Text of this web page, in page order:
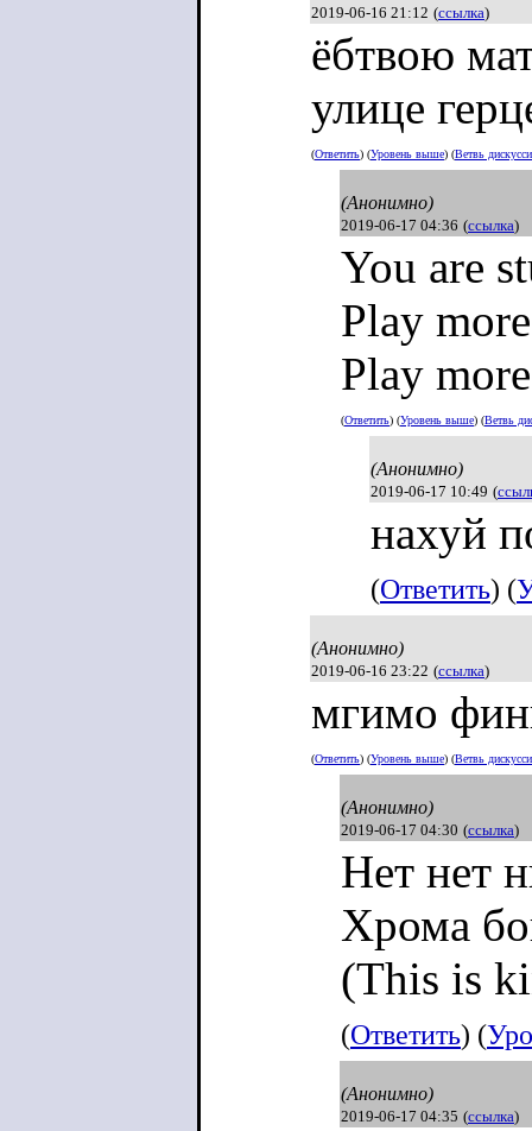
2019-06-16 21:12 (ссылка)
ёбтвою
улице
(Ответить) (Уровень выше) (Ветвь
(Анонимно)
2019-06-17 04:36 (ссылка)
You are
Play
Play
(Ответить) (Уровень выше) (Ветвь
(Анонимно)
2019-06-17 10:49 (
нахуй
(Ответить) (
(Анонимно)
2019-06-16 23:22 (ссылка)
мгимо
(Ответить) (Уровень выше) (Ветвь
(Анонимно)
2019-06-17 04:30 (ссылка)
Нет нет
Хрома
(This is
(Ответить) (
(Анонимно)
2019-06-17 04:35 (ссылка)